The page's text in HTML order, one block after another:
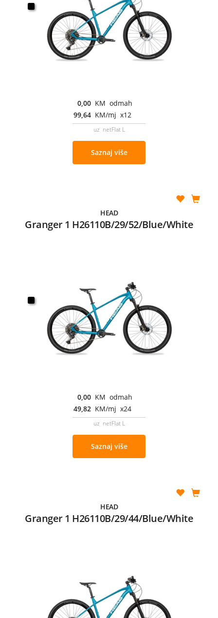
0,00 KM odmah
99,64 KM/mj x12
uz netFlat L
Saznaj više
HEAD
Granger 1 H26110B/29/52/Blue/White
0,00 KM odmah
49,82 KM/mj x24
uz netFlat L
Saznaj više
HEAD
Granger 1 H26110B/29/44/Blue/White